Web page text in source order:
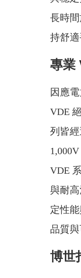
長時
持舒適
專業
因應
VDE
列皆
VDE
與耐
定性
品質與
博世